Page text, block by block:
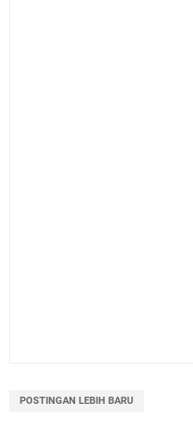
POSTINGAN LEBIH BARU